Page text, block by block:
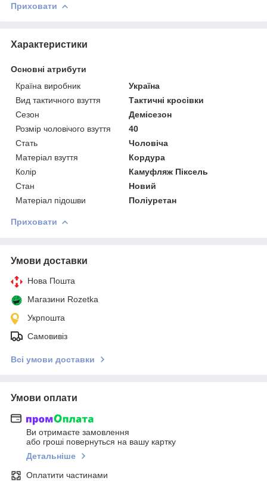
Приховати
Характеристики
Основні атрибути
Країна виробник
Україна
Вид тактичного взуття
Тактичні кросівки
Сезон
Демісезон
Розмір чоловічого взуття
40
Стать
Чоловіча
Матеріал взуття
Кордура
Колір
Камуфляж Піксель
Стан
Новий
Матеріал підошви
Поліуретан
Приховати
Умови доставки
Нова Пошта
Магазини Rozetka
Укрпошта
Самовивіз
Всі умови доставки
Умови оплати
Ви отримаєте замовлення
або гроші повернуться на вашу картку
Детальніше
Оплатити частинами